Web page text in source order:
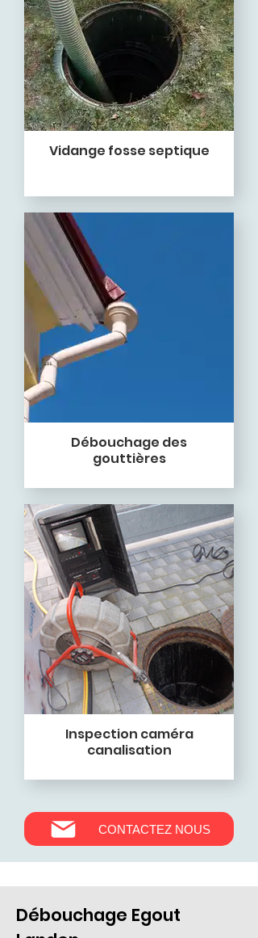
Vidange fosse septique
Débouchage des
gouttières
Inspection caméra
canalisation
CONTACTEZ NOUS
Débouchage Egout